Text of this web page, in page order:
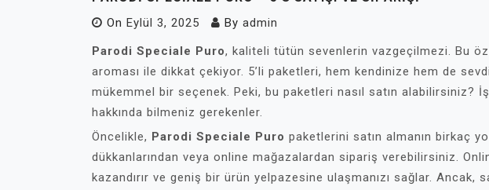
On Eylül 3, 2025 By admin
Parodi Speciale Puro, kaliteli tütün sevenlerin vazgeçilmezi. Bu
aroması ile dikkat çekiyor. 5’li paketleri, hem kendinize hem de
mükemmel bir seçenek. Peki, bu paketleri nasıl satın alabilirsiniz?
hakkında bilmeniz gerekenler.
Öncelikle, Parodi Speciale Puro paketlerini satın almanın birkaç
dükkanlarından veya online mağazalardan sipariş verebilirsiniz.
kazandırır ve geniş bir ürün yelpazesine ulaşmanızı sağlar. Ancak,